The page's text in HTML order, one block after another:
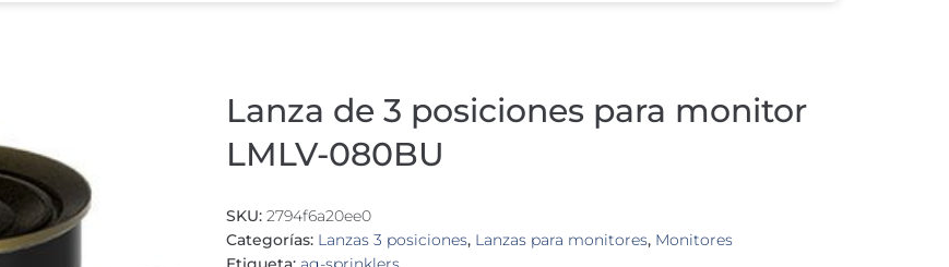
Lanza de 3 posiciones para monitor
LMLV-080BU
SKU: 2794f6a20ee0
Categorías: Lanzas 3 posiciones, Lanzas para monitores, Monitores